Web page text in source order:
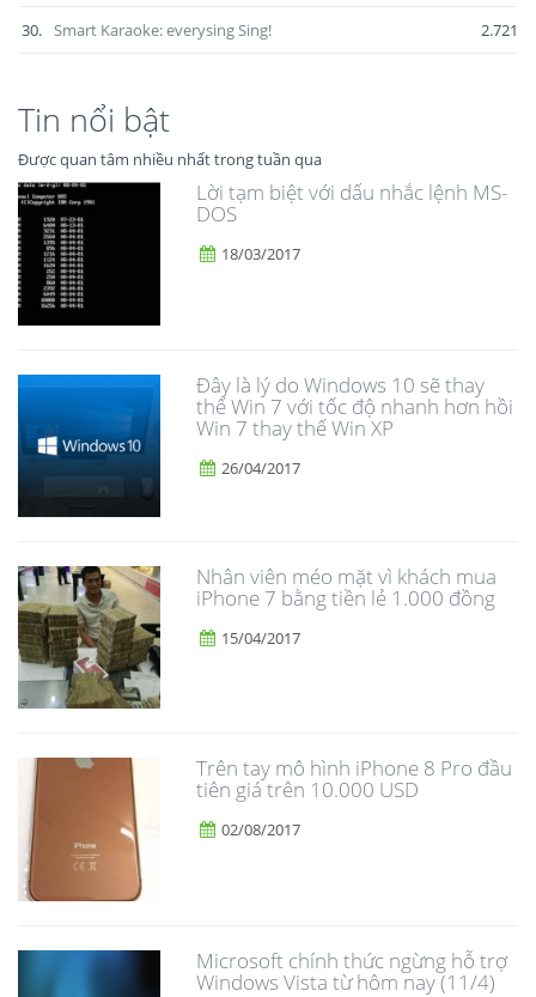
30. Smart Karaoke: everysing Sing! 2.721
Tin nổi bật
Được quan tâm nhiều nhất trong tuần qua
Lời tạm biệt với dấu nhắc lệnh MS-
DOS
18/03/2017
Đây là lý do Windows 10 sẽ thay
thế Win 7 với tốc độ nhanh hơn hồi
Win 7 thay thế Win XP
26/04/2017
Nhân viên méo mặt vì khách mua
iPhone 7 bằng tiền lẻ 1.000 đồng
15/04/2017
Trên tay mô hình iPhone 8 Pro đầu
tiên giá trên 10.000 USD
02/08/2017
Microsoft chính thức ngừng hỗ trợ
Windows Vista từ hôm nay (11/4)